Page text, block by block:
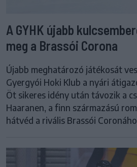
A GYHK újabb
meg a Brassói Corona
Újabb meghatározó játékosát
Gyergyói Hoki Klub a nyári
Öt sikeres idény után távozik a
Haaranen, a finn származású
hátvéd a rivális Brassói